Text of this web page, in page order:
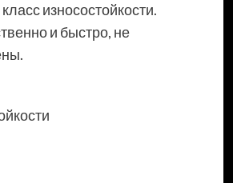
износостойкости.
и быстро, не